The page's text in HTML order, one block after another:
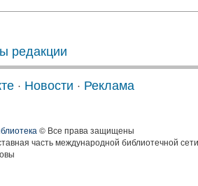
редакции
· Новости · Реклама
© Все права защищены
часть международной библиотечной